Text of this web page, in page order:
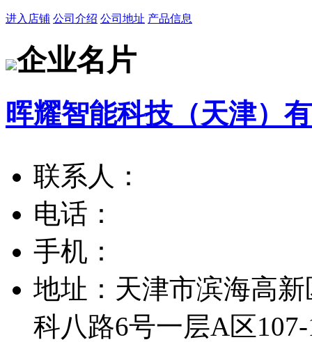
进入店铺 公司介绍 公司地址 产品信息
企业名片
晖耀智能科技（天津）
联系人：
电话：
手机：
地址： 天津市滨海高
科八路6号一层A区